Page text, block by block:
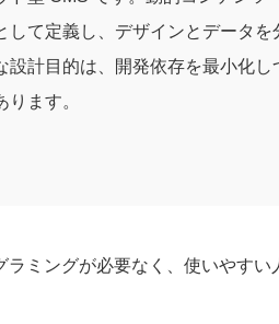
して定義し、デザインとデータ
計目的は、開発依存を最小化し
ます。
ミングが必要なく、使いやす